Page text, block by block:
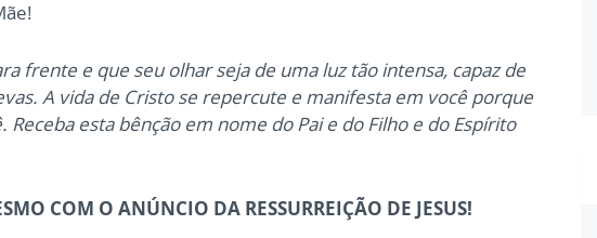
frente e que seu olhar seja de uma luz tão intensa, capaz de
A vida de Cristo se repercute e manifesta em você porque
Receba esta bênção em nome do Pai e do Filho e do Espírito
COM O ANÚNCIO DA RESSURREIÇÃO DE JESUS!